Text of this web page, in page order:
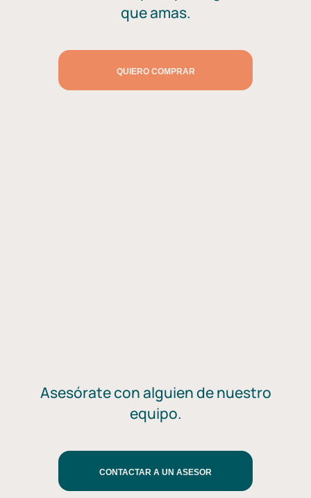
que amas.
QUIERO COMPRAR
Asesórate con alguien de nuestro
equipo.
CONTACTAR A UN ASESOR